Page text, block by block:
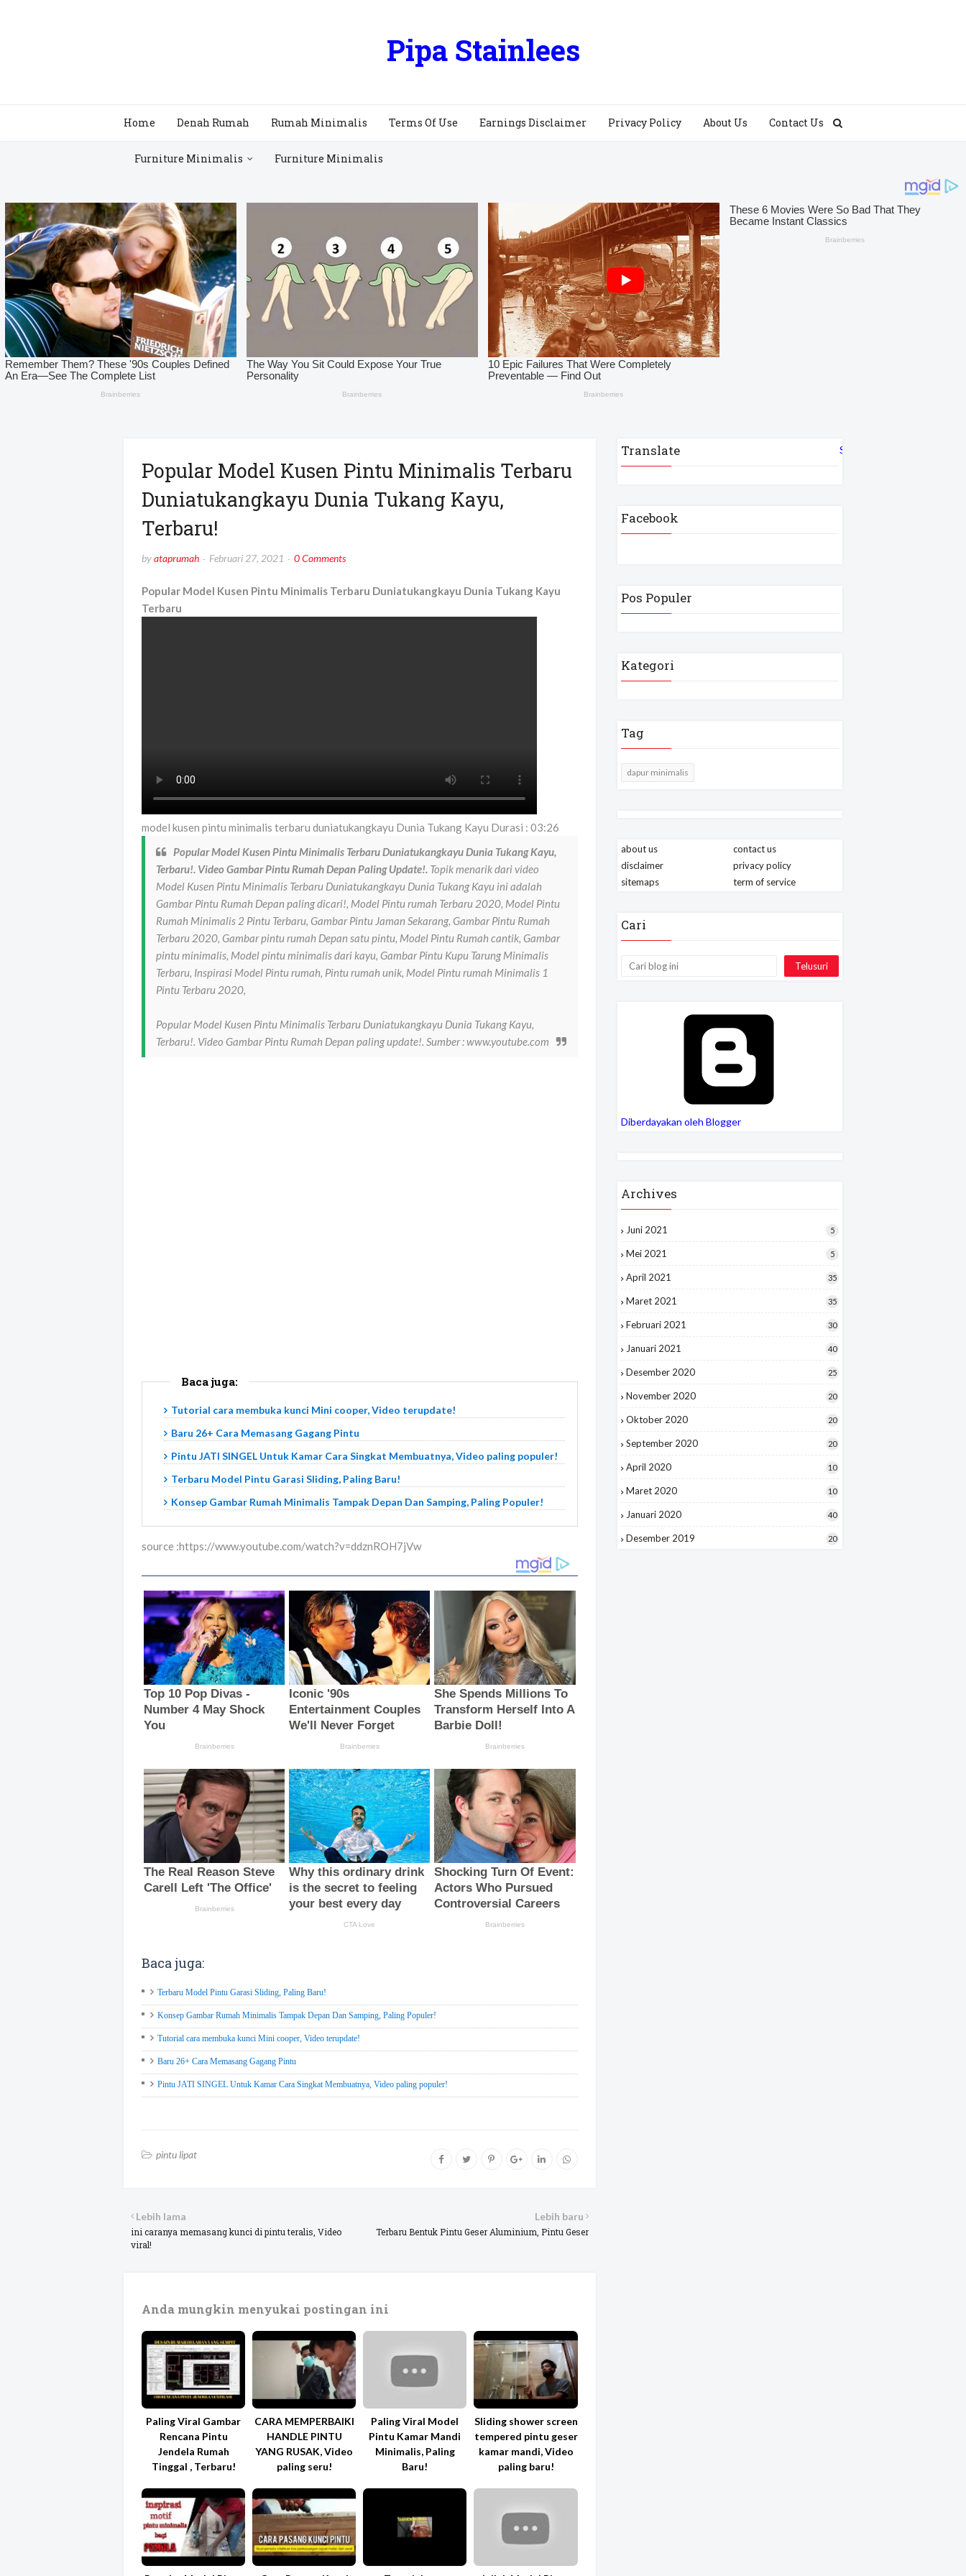
Pipa Stainlees
Home Denah Rumah Rumah Minimalis Terms Of Use Earnings Disclaimer Privacy Policy About Us Contact Us
Furniture Minimalis Furniture Minimalis
Popular Model Kusen Pintu Minimalis Terbaru
Duniatukangkayu Dunia Tukang Kayu,
Terbaru!
byataprumah Februari 27, 2021 0 Comments
Popular Model Kusen Pintu Minimalis Terbaru Duniatukangkayu Dunia Tukang Kayu
Terbaru
model kusen pintu minimalis terbaru duniatukangkayu Dunia Tukang Kayu Durasi : 03:26
Popular Model Kusen Pintu Minimalis Terbaru Duniatukangkayu Dunia Tukang Kayu,
Terbaru!. Video Gambar Pintu Rumah Depan Paling Update!. Topik menarik dari video
Model Kusen Pintu Minimalis Terbaru Duniatukangkayu Dunia Tukang Kayu ini adalah
Gambar Pintu Rumah Depan paling dicari!, Model Pintu rumah Terbaru 2020, Model Pintu
Rumah Minimalis 2 Pintu Terbaru, Gambar Pintu Jaman Sekarang, Gambar Pintu Rumah
Terbaru 2020, Gambar pintu rumah Depan satu pintu, Model Pintu Rumah cantik, Gambar
pintu minimalis, Model pintu minimalis dari kayu, Gambar Pintu Kupu Tarung Minimalis
Terbaru, Inspirasi Model Pintu rumah, Pintu rumah unik, Model Pintu rumah Minimalis 1
Pintu Terbaru 2020,
Popular Model Kusen Pintu Minimalis Terbaru Duniatukangkayu Dunia Tukang Kayu,
Terbaru!. Video Gambar Pintu Rumah Depan paling update!. Sumber : www.youtube.com
Baca juga:
Tutorial cara membuka kunci Mini cooper, Video terupdate!
Baru 26+ Cara Memasang Gagang Pintu
Pintu JATI SINGEL Untuk Kamar Cara Singkat Membuatnya, Video paling populer!
Terbaru Model Pintu Garasi Sliding, Paling Baru!
Konsep Gambar Rumah Minimalis Tampak Depan Dan Samping, Paling Populer!
source :https://www.youtube.com/watch?v=ddznROH7jVw
Baca juga:
Terbaru Model Pintu Garasi Sliding, Paling Baru!
Konsep Gambar Rumah Minimalis Tampak Depan Dan Samping, Paling Populer!
Tutorial cara membuka kunci Mini cooper, Video terupdate!
Baru 26+ Cara Memasang Gagang Pintu
Pintu JATI SINGEL Untuk Kamar Cara Singkat Membuatnya, Video paling populer!
pintu lipat
Lebih baru
Terbaru Bentuk Pintu Geser Aluminium, Pintu Geser
Lebih lama
ini caranya memasang kunci di pintu teralis, Video
viral!
Anda mungkin menyukai postingan ini
Paling Viral Gambar
Rencana Pintu
Jendela Rumah
Tinggal , Terbaru!
CARA MEMPERBAIKI
HANDLE PINTU
YANG RUSAK, Video
paling seru!
Paling Viral Model
Pintu Kamar Mandi
Minimalis, Paling
Baru!
Sliding shower screen
tempered pintu geser
kamar mandi, Video
paling baru!
Translate Select Language
Facebook
Pos Populer
Kategori
Tag
dapur minimalis
about us
contact us
disclaimer
privacy policy
sitemaps
term of service
Cari
Diberdayakan oleh Blogger
Archives
Juni 2021 5
Mei 2021 5
April 2021 35
Maret 2021 35
Februari 2021 30
Januari 2021 40
Desember 2020 25
November 2020 20
Oktober 2020 20
September 2020 20
April 2020 10
Maret 2020 10
Januari 2020 40
Desember 2019 20